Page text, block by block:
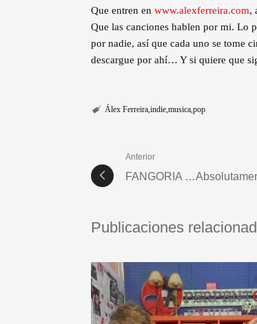
Que entren en www.alexferreira.com,
Que las canciones hablen por mi. Lo
por nadie, así que cada uno se tome
descargue por ahí… Y si quiere que
Álex Ferreira indie musica pop
Anterior
FANGORIA
Publicaciones